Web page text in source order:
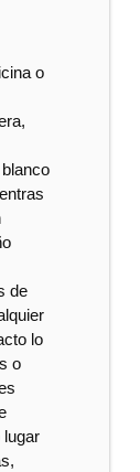
o
de
lo
o
lugar